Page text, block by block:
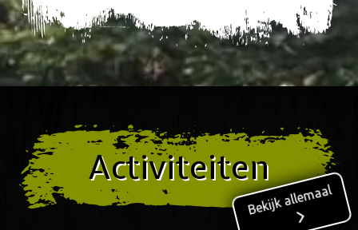
Bekijk allemaal
Activiteiten